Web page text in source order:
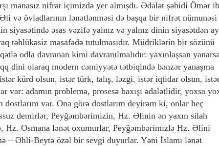
mənasız nifrət içimizdə yer almışdı. Ədalət şəhidi Ömər
və övladlarının lənətlənməsi də başqa bir nifrət nümunəsi
siyasətində əsas vəzifə yalnız və yalnız dinin siyasətdən
təhlükəsiz məsafədə tutulmasıdır. Müdriklərin bir sözünü
odla davranan kimi davranılmalıdır: yaxınlaşsan
dini olaraq modern cəmiyyətə tətbiqində bənzər yanaşma
kürd olsun, istər türk, talış, ləzgi, istər iqtidar olsun,
adamın problemə, prosesə baxışı ədalətlidir, yoxsa
dostlarım var. Ona görə dostlarım deyirəm ki, onlar heç
demirlər, Peyğəmbərimizin, Hz. Əlinin ən yaxın silah
Hz. Osmana lənət oxumurlar, Peyğəmbərimizlə Hz. Əlini
– Əhli-Beytə özəl bir sevgi duyurlar. Yəni İslamı lənət